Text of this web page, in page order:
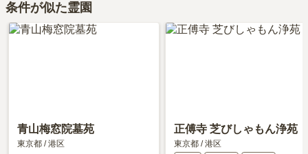
条件が似た霊園
青山梅窓院墓苑
東京都 /港区
正傅寺 芝びしゃもん浄苑
東京都 /港区